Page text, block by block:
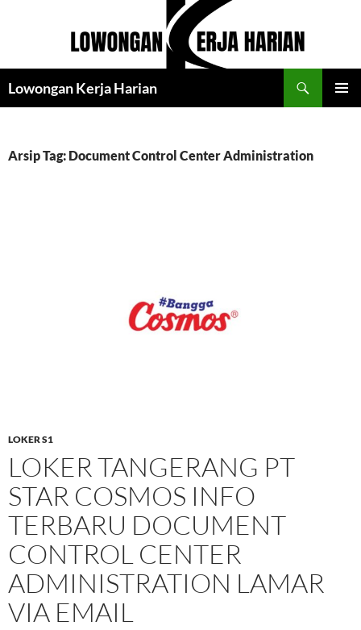
Lowongan Kerja Harian
Arsip Tag: Document Control Center Administration
LOKER S1
LOKER TANGERANG PT
STAR COSMOS INFO
TERBARU DOCUMENT
CONTROL CENTER
ADMINISTRATION LAMAR
VIA EMAIL